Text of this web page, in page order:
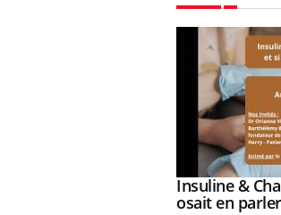
Youtube
Insuline &
osait en